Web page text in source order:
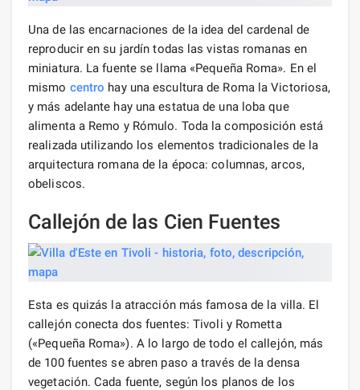
Una de las encarnaciones de la idea del cardenal de
reproducir en su jardín todas las vistas romanas en
miniatura. La fuente se llama «Pequeña Roma». En el
mismo centro hay una escultura de Roma la Victoriosa,
y más adelante hay una estatua de una loba que
alimenta a Remo y Rómulo. Toda la composición está
realizada utilizando los elementos tradicionales de la
arquitectura romana de la época: columnas, arcos,
obeliscos.
Callejón de las Cien Fuentes
Esta es quizás la atracción más famosa de la villa. El
callejón conecta dos fuentes: Tivoli y Rometta
(«Pequeña Roma»). A lo largo de todo el callejón, más
de 100 fuentes se abren paso a través de la densa
vegetación. Cada fuente, según los planos de los